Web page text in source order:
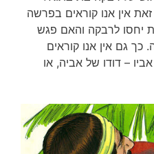
אין אנו קוראים בפרשה
יחסו לרבקה והאם פגש
כך גם אין אנו קוראים
– דודו של אביה, או